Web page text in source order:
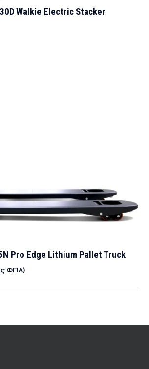
Walkie Electric Stacker
Pro Edge Lithium Pallet Truck
ΦΠΑ)